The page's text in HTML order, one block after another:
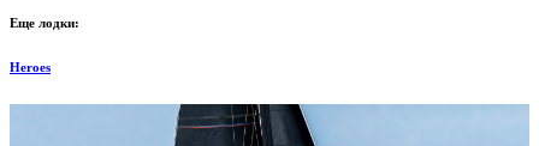
Еще лодки:
Heroes